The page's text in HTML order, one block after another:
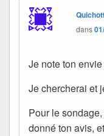
dans
Je note ton
Je chercherai et
Pour le
donné ton avis,